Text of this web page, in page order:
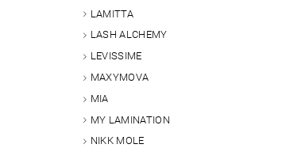
LAMITTA
LASH ALCHEMY
LEVISSIME
MAXYMOVA
MIA
MY LAMINATION
NIKK MOLE